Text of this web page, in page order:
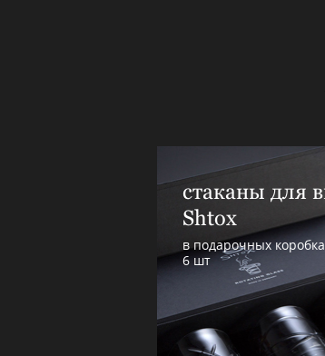
стаканы для
Shtox
в подарочных
6 шт